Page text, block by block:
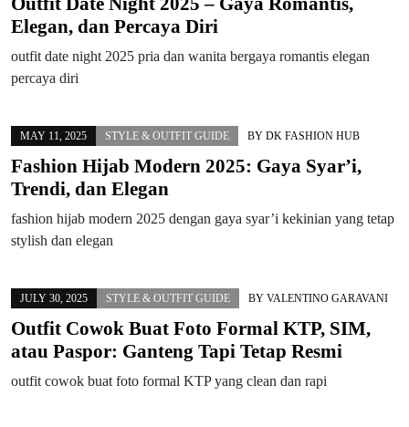
Elegan, dan Percaya Diri
outfit date night 2025 pria dan wanita bergaya romantis elegan
percaya diri
MAY 11, 2025 STYLE & OUTFIT GUIDE BY DK FASHION HUB
Fashion Hijab Modern 2025: Gaya Syar’i,
Trendi, dan Elegan
fashion hijab modern 2025 dengan gaya syar’i kekinian yang tetap
stylish dan elegan
JULY 30, 2025 STYLE & OUTFIT GUIDE BY VALENTINO GARAVANI
Outfit Cowok Buat Foto Formal KTP, SIM,
atau Paspor: Ganteng Tapi Tetap Resmi
outfit cowok buat foto formal KTP yang clean dan rapi